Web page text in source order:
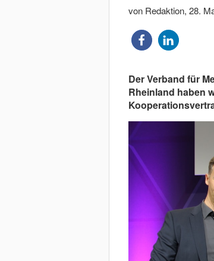
von Redaktion, 28.
Der Verband für
Rheinland haben